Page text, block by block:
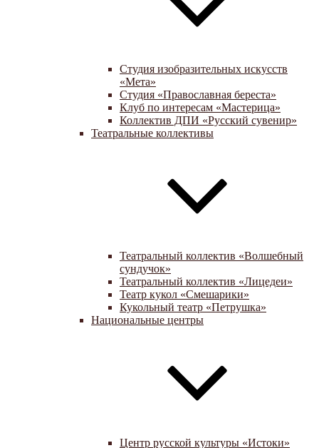
Студия изобразительных искусств
«Мета»
Студия «Православная береста»
Клуб по интересам «Мастерица»
Коллектив ДПИ «Русский сувенир»
Театральные коллективы
Театральный коллектив «Волшебный
сундучок»
Театральный коллектив «Лицедеи»
Театр кукол «Смешарики»
Кукольный театр «Петрушка»
Национальные центры
Центр русской культуры «Истоки»